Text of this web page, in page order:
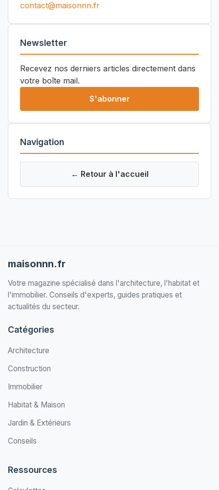
contact@maisonnn.fr
Newsletter
Recevez nos derniers articles directement dans
votre boîte mail.
S'abonner
Navigation
← Retour à l'accueil
maisonnn.fr
Votre magazine spécialisé dans l'architecture, l'habitat et
l'immobilier. Conseils d'experts, guides pratiques et
actualités du secteur.
Catégories
Architecture
Construction
Immobilier
Habitat & Maison
Jardin & Extérieurs
Conseils
Ressources